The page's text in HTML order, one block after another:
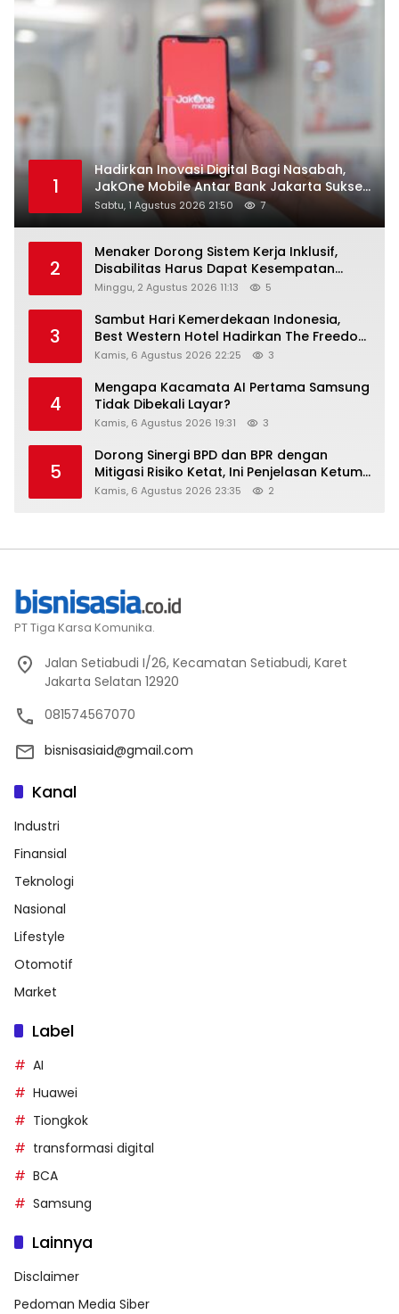
1
Hadirkan Inovasi Digital Bagi Nasabah,
JakOne Mobile Antar Bank Jakarta Sukses
Raih Digital Excellence Awards 2026
Sabtu, 1 Agustus 2026 21:50 7
2
Menaker Dorong Sistem Kerja Inklusif,
Disabilitas Harus Dapat Kesempatan
Setara
Minggu, 2 Agustus 2026 11:13 5
3
Sambut Hari Kemerdekaan Indonesia,
Best Western Hotel Hadirkan The Freedom
Stay Diskon Hingga 45%
Kamis, 6 Agustus 2026 22:25 3
4
Mengapa Kacamata AI Pertama Samsung
Tidak Dibekali Layar?
Kamis, 6 Agustus 2026 19:31 3
5
Dorong Sinergi BPD dan BPR dengan
Mitigasi Risiko Ketat, Ini Penjelasan Ketum
Asbanda
Kamis, 6 Agustus 2026 23:35 2
PT Tiga Karsa Komunika.
Jalan Setiabudi I/26, Kecamatan Setiabudi, Karet
Jakarta Selatan 12920
081574567070
bisnisasiaid@gmail.com
Kanal
Industri
Finansial
Teknologi
Nasional
Lifestyle
Otomotif
Market
Label
AI
Huawei
Tiongkok
transformasi digital
BCA
Samsung
Lainnya
Disclaimer
Pedoman Media Siber